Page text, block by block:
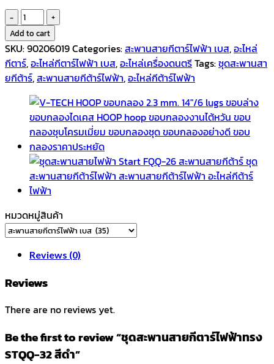
ชุด
สะพาน
สาย
กีตาร์
ไฟฟ้า
STQQ-
32
สีดำ
quantity
Add to cart
SKU:90206019Categories:สะพานสายกีตาร์ไฟฟ้า เบส,อะไหล่
กีตาร์,อะไหล่กีตาร์ไฟฟ้า เบส,อะไหล่เครื่องดนตรีTags:ชุดสะพานสา
ยกีต้าร์,สะพานสายกีต้าร์ไฟฟ้า,อะไหล่กีต้าร์ไฟฟ้า
หมวดหมู่สินค้า
Reviews (0)
Reviews
There are no reviews yet.
Be the first to review “ชุดสะพานสายกีตาร์ไฟฟ้าทรง
STQQ-32 สีดำ”